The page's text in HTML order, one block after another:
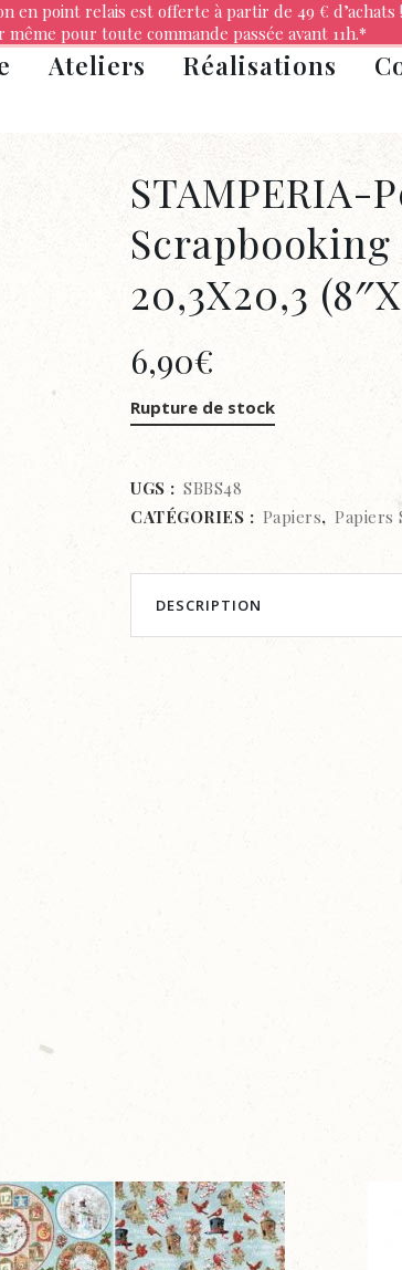
Ateliers Réalisations
STAMPERIA-
20,3X20,3
6,90€
Rupture de stock
UGS : SBBS48
CATÉGORIES : Papiers, Papiers
DESCRIPTION
en point relais est offerte à partir de 49 € d’achats !
pour toute commande passée avant 11h.*